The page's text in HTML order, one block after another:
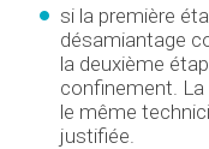
si la première
désamiantage
la deuxième
confinement.
le même
justifiée.